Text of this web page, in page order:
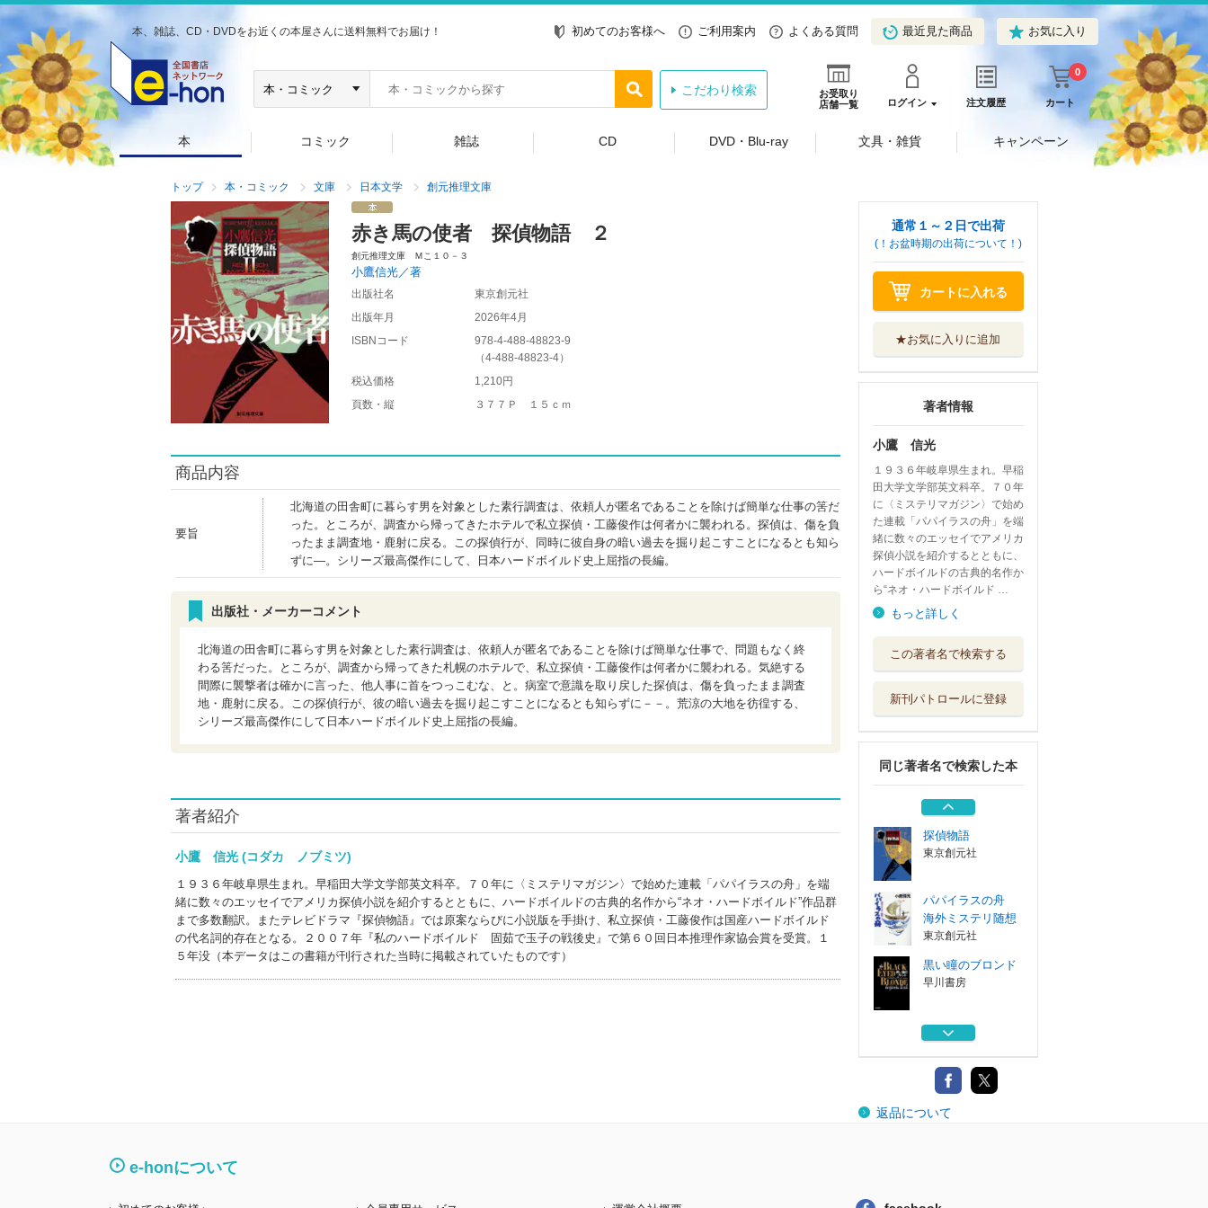
本、雑誌、CD・DVDをお近くの本屋さんに送料無料でお届け！ 初めてのお客様へ ご利用案内 よくある質問 最近見た商品 お気に入り
お受取り
店舗一覧
ログイン 注文履歴 カート
0
こだわり検索
本 コミック 雑誌 CD DVD・Blu-ray 文具・雑貨 キャンペーン
トップ 本・コミック 文庫 日本文学 創元推理文庫
赤き馬の使者 探偵物語 ２
創元推理文庫 Ｍこ１０－３
小鷹信光／著
出版社名
東京創元社
出版年月
2026年4月
ISBNコード
978-4-488-48823-9
（4-488-48823-4）
税込価格
1,210円
頁数・縦
３７７Ｐ １５ｃｍ
商品内容
要旨
北海道の田舎町に暮らす男を対象とした素行調査は、依頼人が匿名であることを除けば簡単な仕事の筈だ
った。ところが、調査から帰ってきたホテルで私立探偵・工藤俊作は何者かに襲われる。探偵は、傷を負
ったまま調査地・鹿射に戻る。この探偵行が、同時に彼自身の暗い過去を掘り起こすことになるとも知ら
ずに―。シリーズ最高傑作にして、日本ハードボイルド史上屈指の長編。
出版社・メーカーコメント
北海道の田舎町に暮らす男を対象とした素行調査は、依頼人が匿名であることを除けば簡単な仕事で、問題もなく終
わる筈だった。ところが、調査から帰ってきた札幌のホテルで、私立探偵・工藤俊作は何者かに襲われる。気絶する
間際に襲撃者は確かに言った、他人事に首をつっこむな、と。病室で意識を取り戻した探偵は、傷を負ったまま調査
地・鹿射に戻る。この探偵行が、彼の暗い過去を掘り起こすことになるとも知らずに－－。荒涼の大地を彷徨する、
シリーズ最高傑作にして日本ハードボイルド史上屈指の長編。
著者紹介
小鷹 信光 (コダカ ノブミツ)
１９３６年岐阜県生まれ。早稲田大学文学部英文科卒。７０年に〈ミステリマガジン〉で始めた連載「パパイラスの舟」を端
緒に数々のエッセイでアメリカ探偵小説を紹介するとともに、ハードボイルドの古典的名作から“ネオ・ハードボイルド”作品群
まで多数翻訳。またテレビドラマ『探偵物語』では原案ならびに小説版を手掛け、私立探偵・工藤俊作は国産ハードボイルド
の代名詞的存在となる。２００７年『私のハードボイルド 固茹で玉子の戦後史』で第６０回日本推理作家協会賞を受賞。１
５年没（本データはこの書籍が刊行された当時に掲載されていたものです）
通常１～２日で出荷
(！お盆時期の出荷について！)
カートに入れる
★お気に入りに追加
著者情報
小鷹 信光
１９３６年岐阜県生まれ。早稲
田大学文学部英文科卒。７０年
に〈ミステリマガジン〉で始め
た連載「パパイラスの舟」を端
緒に数々のエッセイでアメリカ
探偵小説を紹介するとともに、
ハードボイルドの古典的名作か
ら“ネオ・ハードボイルド …
もっと詳しく
この著者名で検索する
新刊パトロールに登録
同じ著者名で検索した本
早川書房
ファミリー 上巻
ファミリー 下巻
草思社
探偵物語
東京創元社
パパイラスの舟
海外ミステリ随想
東京創元社
黒い瞳のブロンド
早川書房
ファミリー 上巻
ファミリー 下巻
草思社
返品について
e-honについて